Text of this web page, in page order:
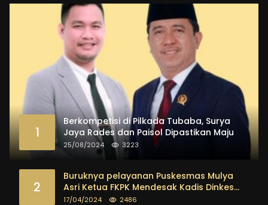
1
Berkompetisi di Pilkada Tubaba, Surya
Jaya Rades dan Paisol Dipastikan Maju
25/08/2024 3223
2
Buruknya pelayanan Puskesmas Mulya
Asri Ketua FKPK Mendesak Kadis Dinkes
Tubaba Ambil Tindakan Tegas
17/04/2024 2486